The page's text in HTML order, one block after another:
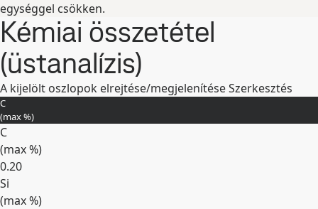
egységgel csökken.
Kémiai összetétel
(üstanalízis)
A kijelölt oszlopok elrejtése/megjelenítéseSzerkesztés
C
(max%)
C
(max%)
0.20
Si
(max%)